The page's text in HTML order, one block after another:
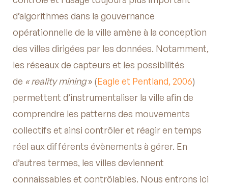
d’algorithmes dans la gouvernance
opérationnelle de la ville amène à la conception
des villes dirigées par les données. Notamment,
les réseaux de capteurs et les possibilités
de « reality mining» (Eagle et Pentland, 2006)
permettent d’instrumentaliser la ville afin de
comprendre les patterns des mouvements
collectifs et ainsi contrôler et réagir en temps
réel aux différents évènements à gérer. En
d’autres termes, les villes deviennent
connaissables et contrôlables. Nous entrons ici